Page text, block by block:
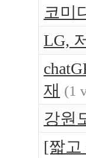
코미
LG,
재 (1
강원
[짧고